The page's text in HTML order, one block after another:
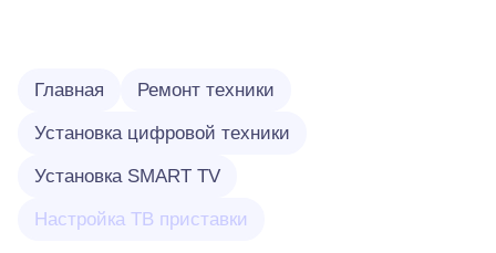
Главная Ремонт техники
Установка цифровой техники
Установка SMART TV
Настройка ТВ приставки